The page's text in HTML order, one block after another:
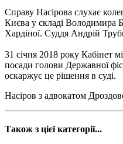
Справу Насірова слухає
Києва у складі Володимира
Хардіної. Суддя Андрій
31 січня 2018 року Кабінет
посади голови Державної
оскаржує це рішення в суді.
Насіров з адвокатом
Також з цієї категорії...